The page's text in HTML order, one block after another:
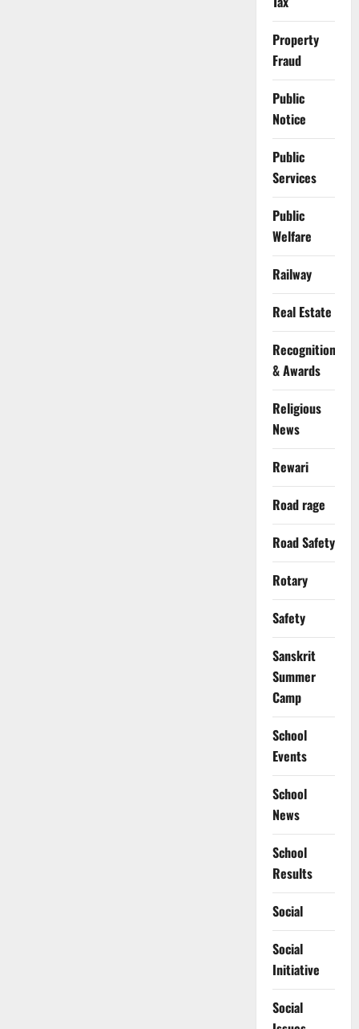
Property
Fraud
Public
Notice
Public
Services
Public
Welfare
Railway
Real Estate
Recognition
& Awards
Religious
News
Rewari
Road rage
Road Safety
Rotary
Safety
Sanskrit
Summer
Camp
School
Events
School
News
School
Results
Social
Social
Initiative
Social